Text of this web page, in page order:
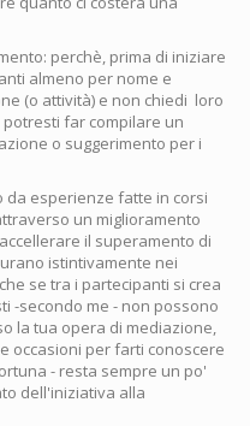
perchè, prima di iniziare
almeno per nome e
(o attività) e non chiedi loro
far compilare un
o suggerimento per i
da esperienze fatte in corsi
un miglioramento
il superamento di
istintivamente nei
se tra i partecipanti si crea
-secondo me - non possono
la tua opera di mediazione,
occasioni per farti conoscere
- resta sempre un po'
dell'iniziativa alla